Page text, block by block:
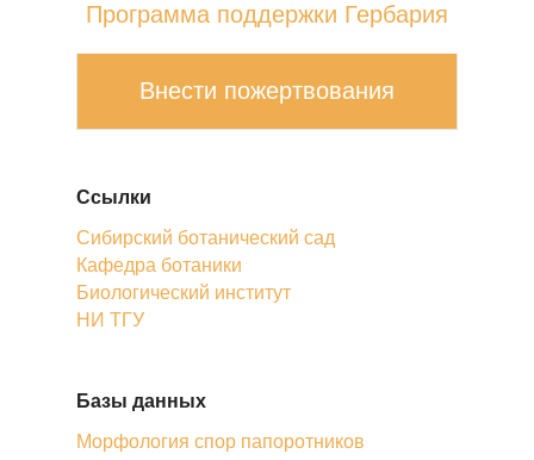
Программа поддержки Гербария
Внести пожертвования
Ссылки
Сибирский ботанический сад
Кафедра ботаники
Биологический институт
НИ ТГУ
Базы данных
Морфология спор папоротников